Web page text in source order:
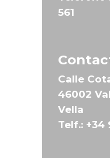
561
Calle
46002
Vella
Telf.: +34